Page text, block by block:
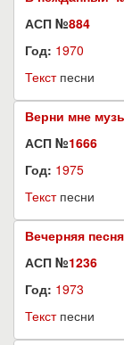
АСП №884
Год: 1970
Текстпесни
Верни мне
АСП №1666
Год: 1975
Текстпесни
Вечерняя песня
АСП №1236
Год: 1973
Текстпесни